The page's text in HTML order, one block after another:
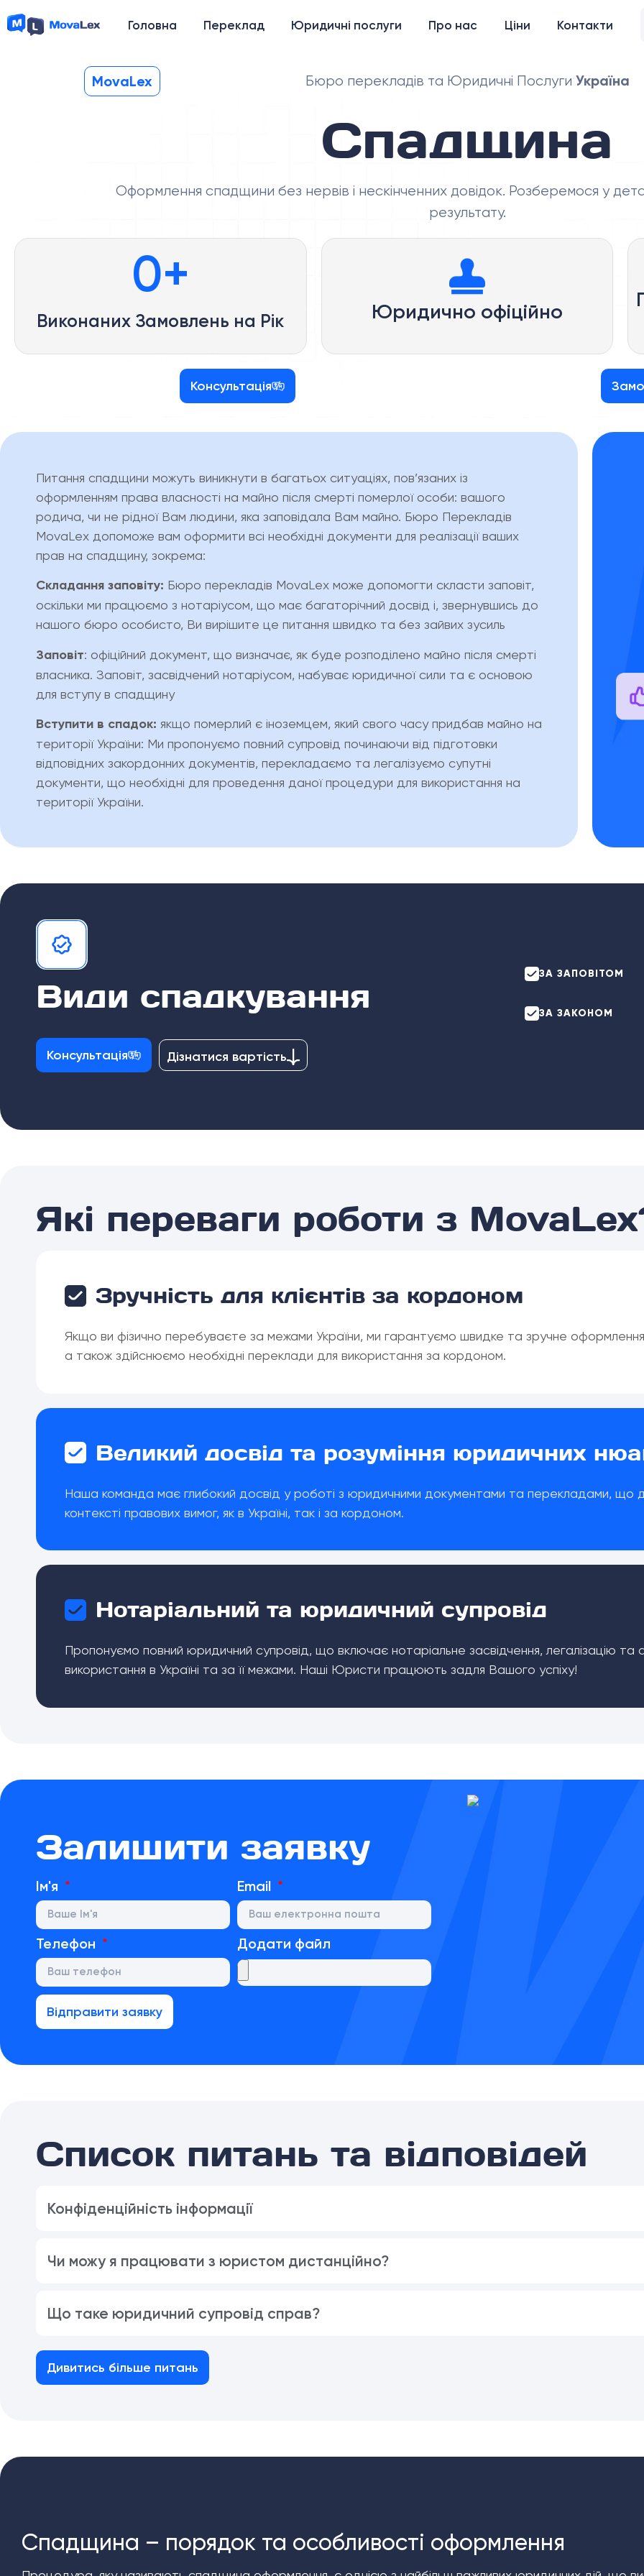
Головна Переклад Юридичні послуги Про нас Ціни Контакти
MovaLex Бюро перекладів та Юридичні Послуги Україна
Спадщина
Оформлення спадщини без нервів і нескінченних довідок. Розберемося у
результату.
Виконаних Замовлень на Рік
0+
Юридично офіційно
Консультація
Питання спадщини можуть виникнути в багатьох ситуаціях, пов’язаних із
оформленням права власності на майно після смерті померлої особи: вашого
родича, чи не рідної Вам людини, яка заповідала Вам майно. Бюро Перекладів
MovaLex допоможе вам оформити всі необхідні документи для реалізації ваших
прав на спадщину, зокрема:
Складання заповіту: Бюро перекладів MovaLex може допомогти скласти заповіт,
оскільки ми працюємо з нотаріусом, що має багаторічний досвід і, звернувшись до
нашого бюро особисто, Ви вирішите це питання швидко та без зайвих зусиль
Заповіт: офіційний документ, що визначає, як буде розподілено майно після смерті
власника. Заповіт, засвідчений нотаріусом, набуває юридичної сили та є основою
для вступу в спадщину
Вступити в спадок: якщо померлий є іноземцем, який свого часу придбав майно на
території України: Ми пропонуємо повний супровід починаючи від підготовки
відповідних закордонних документів, перекладаємо та легалізуємо супутні
документи, що необхідні для проведення даної процедури для використання на
території України.
Види спадкування
Консультація Дізнатися вартість
ЗА ЗАПОВІТОМ
ЗА ЗАКОНОМ
Які переваги роботи з
Зручність для клієнтів за кордоном
Якщо ви фізично перебуваєте за межами України, ми гарантуємо швидке та зручне
а також здійснюємо необхідні переклади для використання за кордоном.
Великий досвід та розуміння юридичних
Наша команда має глибокий досвід у роботі з юридичними документами та перекладами, що
контексті правових вимог, як в Україні, так і за кордоном.
Нотаріальний та юридичний супровід
Пропонуємо повний юридичний супровід, що включає нотаріальне засвідчення, легалізацію та
використання в Україні та за її межами. Наші Юристи працюють задля Вашого успіху!
Залишити заявку
Ім'я Email
Телефон Додати файл
Відправити заявку
Список питань та відповідей
Конфіденційність інформації
Чи можу я працювати з юристом дистанційно?
Що таке юридичний супровід справ?
Дивитись більше питань
Спадщина – порядок та особливості оформлення